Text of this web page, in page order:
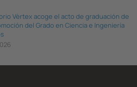
Vèrtex acoge el acto de graduación de
del Grado en Ciencia e Ingeniería